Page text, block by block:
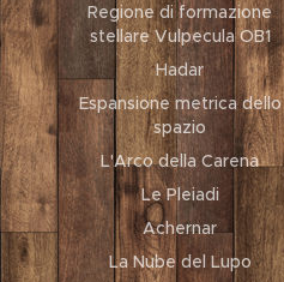
Regione di formazione
stellare Vulpecula OB1
Hadar
Espansione metrica dello
spazio
L'Arco della Carena
Le Pleiadi
Achernar
La Nube del Lupo